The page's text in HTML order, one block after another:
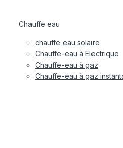
Chauffe eau
chauffe eau solaire
Chauffe-eau à Electrique
Chauffe-eau à gaz
Chauffe-eau à gaz